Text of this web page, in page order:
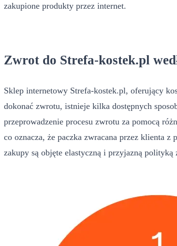
zakupione produkty przez internet.
Zwrot do Strefa-kostek.pl
Sklep internetowy Strefa-kostek.pl, oferujący
dokonać zwrotu, istnieje kilka dostępnych
przeprowadzenie procesu zwrotu za pomocą
co oznacza, że paczka zwracana przez klienta
zakupy są objęte elastyczną i przyjazną